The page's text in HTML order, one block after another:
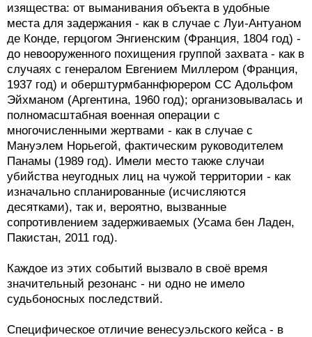
изящества: от выманивания объекта в удобные
места для задержания - как в случае с Луи-Антуаном
де Конде, герцогом Энгиенским (Франция, 1804 год) -
до невооруженного похищения группой захвата - как в
случаях с генералом Евгением Миллером (Франция,
1937 год) и оберштурмбаннфюрером СС Адольфом
Эйхманом (Аргентина, 1960 год); организовывалась и
полномасштабная военная операции с
многочисленными жертвами - как в случае с
Мануэлем Норьегой, фактическим руководителем
Панамы (1989 год). Имели место также случаи
убийства неугодных лиц на чужой территории - как
изначально спланированные (исчисляются
десятками), так и, вероятно, вызванные
сопротивлением задерживаемых (Усама бен Ладен,
Пакистан, 2011 год).
Каждое из этих событий вызвало в своё время
значительный резонанс - ни одно не имело
судьбоносных последствий.
Специфическое отличие венесуэльского кейса - в